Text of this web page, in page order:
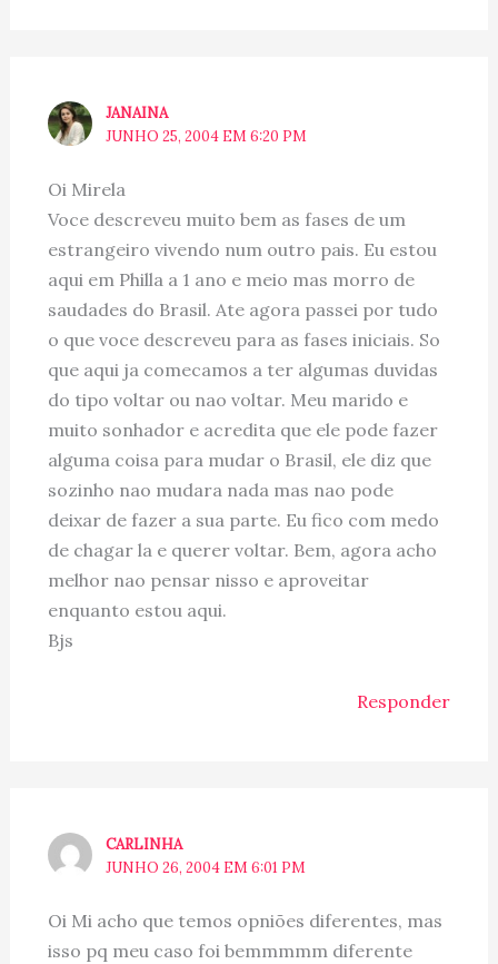
JANAINA
JUNHO 25, 2004 EM 6:20 PM
Oi Mirela
Voce descreveu muito bem as fases de um
estrangeiro vivendo num outro pais. Eu estou
aqui em Philla a 1 ano e meio mas morro de
saudades do Brasil. Ate agora passei por tudo
o que voce descreveu para as fases iniciais. So
que aqui ja comecamos a ter algumas duvidas
do tipo voltar ou nao voltar. Meu marido e
muito sonhador e acredita que ele pode fazer
alguma coisa para mudar o Brasil, ele diz que
sozinho nao mudara nada mas nao pode
deixar de fazer a sua parte. Eu fico com medo
de chagar la e querer voltar. Bem, agora acho
melhor nao pensar nisso e aproveitar
enquanto estou aqui.
Bjs
Responder
CARLINHA
JUNHO 26, 2004 EM 6:01 PM
Oi Mi acho que temos opniões diferentes, mas
isso pq meu caso foi bemmmmm diferente